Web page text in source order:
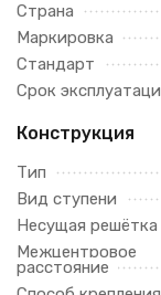
Страна
Маркировка
Стандарт
Срок
Конструкция
Тип
Вид ступени
Несущая решётка
Межцентровое
расстояние